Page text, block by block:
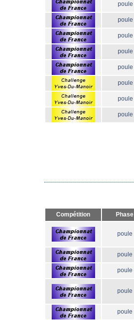
poule
poule
poule
poule
poule
poule
poule
poule
Compétition Phase
poule
poule
poule
poule
poule